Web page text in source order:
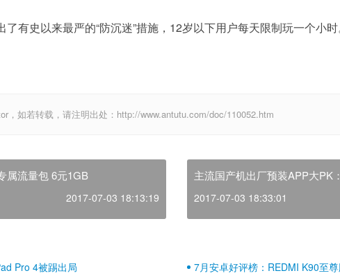
史以来最严的“防沉迷”措施，12岁以下用户每天限制玩一个小时
，如若转载，请注明出处：http://www.antutu.com/doc/110052.htm
属流量包 6元1GB
2017-07-03 18:13:19
主流国产机出厂预装APP大PK
2017-07-03 18:33:01
Pro 4被踢出局
7月安卓好评榜：REDMI K90至